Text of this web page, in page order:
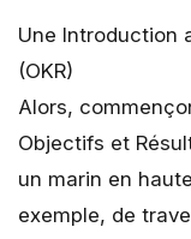
Une Introduction
(OKR)
Alors,
Objectifs et
un marin en
exemple, de